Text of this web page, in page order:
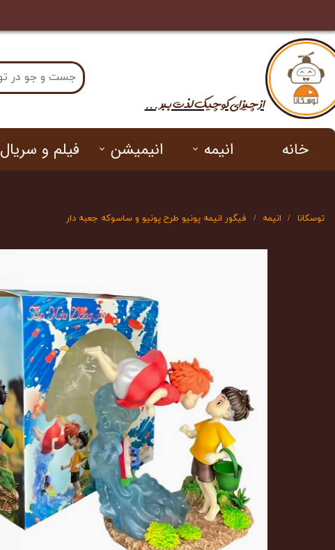
خانه
انیمه
انیمیشن
فیلم و سریال
از چیزای کوچیک لذت​​​​​​​ ببر ...
توسکانا انیمه فیگور انیمه پونیو طرح پونیو و ساسوکه جعبه دار